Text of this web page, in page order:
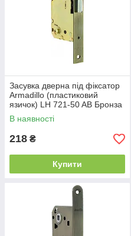
Засувка дверна під фіксатор
Armadillo (пластиковий
язичок) LH 721-50 AB Бронза
В наявності
218 ₴
Купити